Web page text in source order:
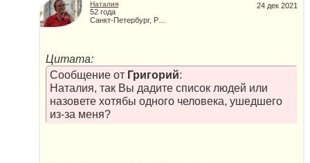
24 дек 2021
Наталия
52 года
Цитата:
Сообщение от Григорий:
Наталия, так Вы дадите список людей или
назовете хотябы одного человека, ушедшего
из-за меня?